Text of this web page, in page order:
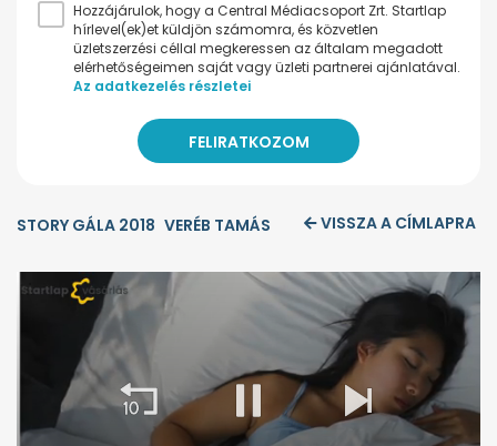
Hozzájárulok, hogy a Central Médiacsoport Zrt. Startlap
hírlevel(ek)et küldjön számomra, és közvetlen
üzletszerzési céllal megkeressen az általam megadott
elérhetőségeimen saját vagy üzleti partnerei ajánlatával.
Az adatkezelés részletei
STORY GÁLA 2018 VERÉB TAMÁS VISSZA A CÍMLAPRA